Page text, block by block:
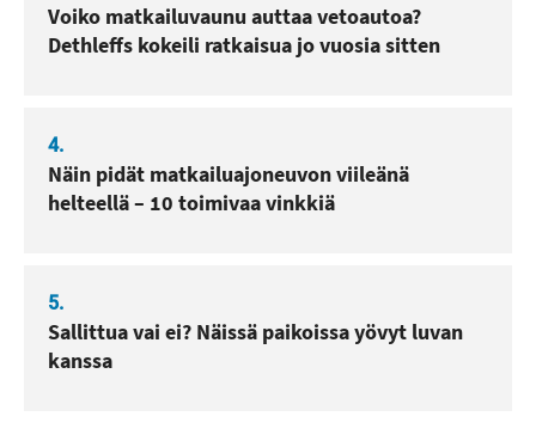
Voiko matkailuvaunu auttaa vetoautoa?
Dethleffs kokeili ratkaisua jo vuosia sitten
4.
Näin pidät matkailuajoneuvon viileänä
helteellä – 10 toimivaa vinkkiä
5.
Sallittua vai ei? Näissä paikoissa yövyt luvan
kanssa